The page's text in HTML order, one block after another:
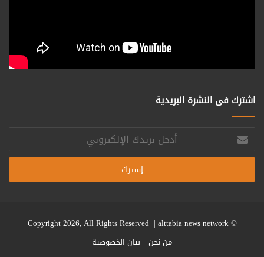
اشترك فى النشرة البريدية
أدخل
بريدك
الإلكتروني
© Copyright 2026, All Rights Reserved |
alttabia news network
من نحن
بيان الخصوصية